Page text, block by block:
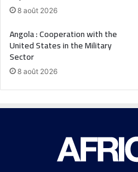
8 août 2026
Angola : Cooperation with the
United States in the Military
Sector
8 août 2026